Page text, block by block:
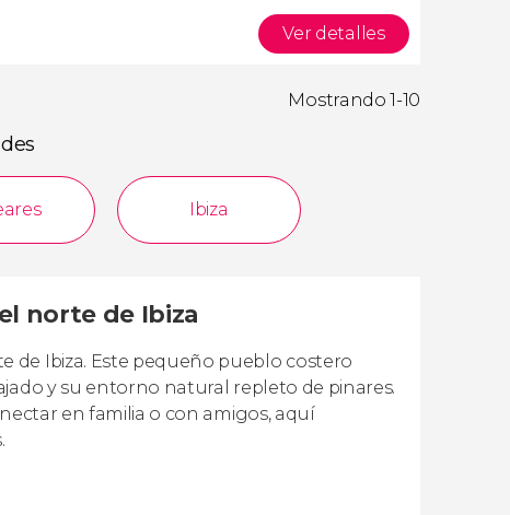
Ver detalles
Mostrando 1-10
Ibiza
norte de Ibiza
de Ibiza. Este pequeño pueblo costero
y su entorno natural repleto de pinares.
en familia o con amigos, aquí